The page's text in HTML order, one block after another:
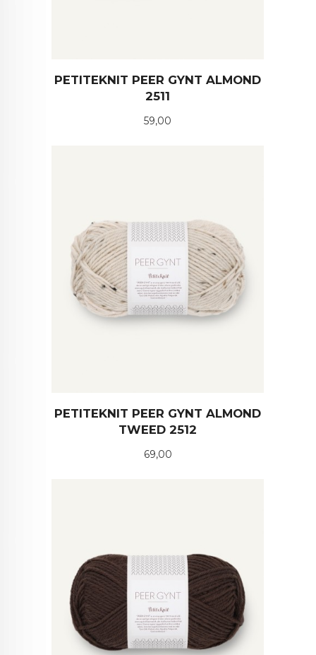
PETITEKNIT PEER GYNT ALMOND
2511
Pris
59,00
PETITEKNIT PEER GYNT ALMOND
TWEED 2512
Pris
69,00